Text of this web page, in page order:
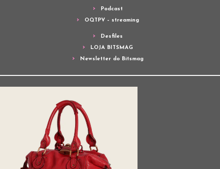
Podcast
OQTPV – streaming
Desfiles
LOJA BITSMAG
Newsletter do Bitsmag